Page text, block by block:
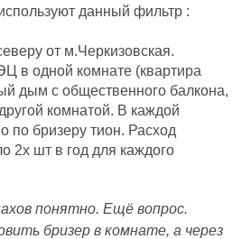
данный фильтр :
от м.Черкизовская.
в одной комнате (квартира
дым с общественного балкона,
комнатой. В каждой
по бризеру тион. Расход
2х шт в год для каждого
понятно. Ещё вопрос.
бризер в комнате, а через